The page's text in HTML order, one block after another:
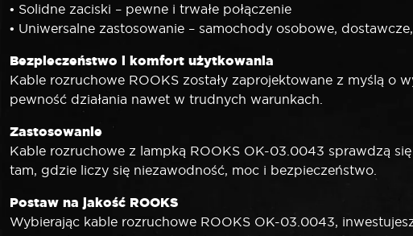
• Solidne zaciski – pewne i trwałe połączenie
• Uniwersalne zastosowanie – samochody osobowe,
Bezpieczeństwo i komfort użytkowania
Kable rozruchowe ROOKS zostały zaprojektowane z myślą
pewność działania nawet w trudnych warunkach.
Zastosowanie
Kable rozruchowe z lampką ROOKS OK-03.0043 sprawdzą
tam, gdzie liczy się niezawodność, moc i bezpieczeństwo.
Postaw na jakość ROOKS
Wybierając kable rozruchowe ROOKS OK-03.0043,